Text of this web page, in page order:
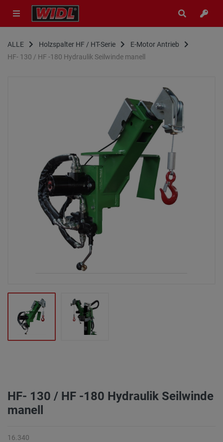
ALLE Holzspalter HF / HT-Serie
E-Motor Antrieb
HF- 130 / HF -180 Hydraulik Seilwinde manell
HF- 130 / HF -180 Hydraulik Seilwinde
manell
16.340